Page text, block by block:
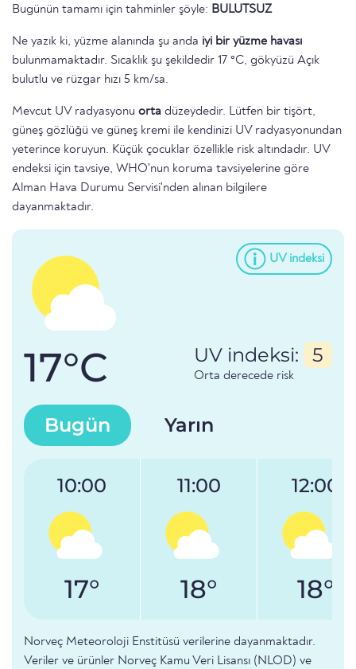
Bugünün tamamı için tahminler şöyle: BULUTSUZ
Ne yazık ki, yüzme alanında şu anda iyi bir yüzme havası
bulunmamaktadır. Sıcaklık şu şekildedir 17 °C, gökyüzü Açık
bulutlu ve rüzgar hızı 5 km/sa.
Mevcut UV radyasyonu orta düzeydedir. Lütfen bir tişört,
güneş gözlüğü ve güneş kremi ile kendinizi UV radyasyonundan
yeterince koruyun. Küçük çocuklar özellikle risk altındadır. UV
endeksi için tavsiye, WHO'nun koruma tavsiyelerine göre
Alman Hava Durumu Servisi'nden alınan bilgilere
dayanmaktadır.
UV indeksi
17°C UV indeksi: 5
Orta derecede risk
Bugün Yarın
10:00
17°
11:00
18°
12:00
18°
Norveç Meteoroloji Enstitüsü verilerine dayanmaktadır.
Veriler ve ürünler Norveç Kamu Veri Lisansı (NLOD) ve